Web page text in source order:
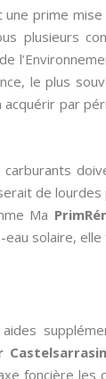
une prime
plusieurs
le plus
par
de
Ma
solaire,
foncière les